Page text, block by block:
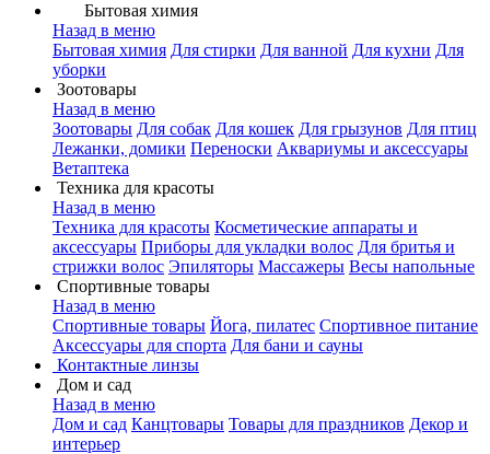
Бытовая химия
Назад в меню
Бытовая химия Для стирки Для ванной Для кухни Для
уборки
Зоотовары
Назад в меню
Зоотовары Для собак Для кошек Для грызунов Для птиц
Лежанки, домики Переноски Аквариумы и аксессуары
Ветаптека
Техника для красоты
Назад в меню
Техника для красоты Косметические аппараты и
аксессуары Приборы для укладки волос Для бритья и
стрижки волос Эпиляторы Массажеры Весы напольные
Спортивные товары
Назад в меню
Спортивные товары Йога, пилатес Спортивное питание
Аксессуары для спорта Для бани и сауны
Контактные линзы
Дом и сад
Назад в меню
Дом и сад Канцтовары Товары для праздников Декор и
интерьер